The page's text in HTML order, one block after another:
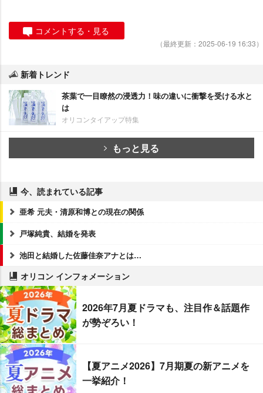
コメントする・見る
（最終更新：2025-06-19 16:33）
新着トレンド
茶葉で一目瞭然の浸透力！味の違いに衝撃を受ける水と
は
オリコンタイアップ特集
もっと見る
今、読まれている記事
亜希 元夫・清原和博との現在の関係
戸塚純貴、結婚を発表
池田と結婚した佐藤佳奈アナとは…
オリコン インフォメーション
2026年7月夏ドラマも、注目作＆話題作
が勢ぞろい！
【夏アニメ2026】7月期夏の新アニメを
一挙紹介！